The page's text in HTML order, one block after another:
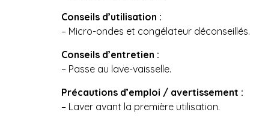
Conseils d’utilisation :
– Micro-ondes et congélateur déconseillés.
Conseils d’entretien :
– Passe au lave-vaisselle.
Précautions d’emploi / avertissement :
– Laver avant la première utilisation.